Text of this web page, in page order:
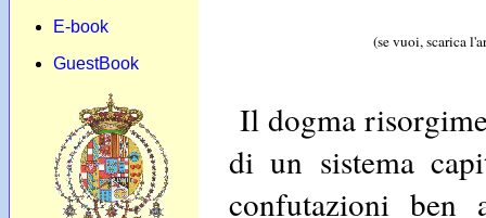
E-book
GuestBook
(se vuoi, scarica
Il dogma
di un sistema
confutazioni ben